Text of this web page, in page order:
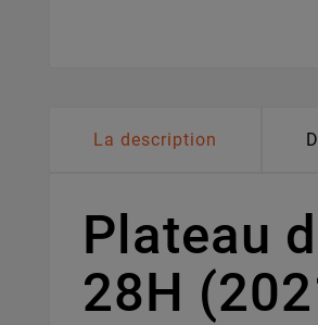
La description
Plateau
28H